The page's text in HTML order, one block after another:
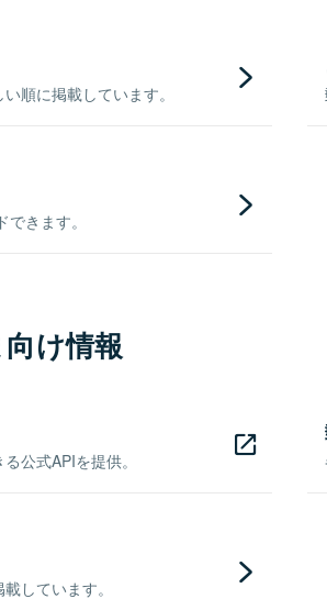
順に掲載しています。
きます。
け情報
公式APIを提供。
しています。